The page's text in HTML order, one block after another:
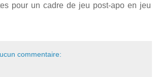
pour un cadre de jeu post-apo en jeu
commentaire: